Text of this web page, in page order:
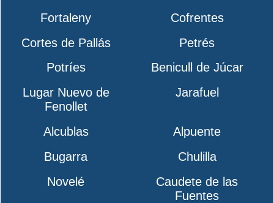
Fortaleny
Cofrentes
Cortes de Pallás
Petrés
Potríes
Benicull de Júcar
Lugar Nuevo de
Fenollet
Jarafuel
Alcublas
Alpuente
Bugarra
Chulilla
Novelé
Caudete de las
Fuentes